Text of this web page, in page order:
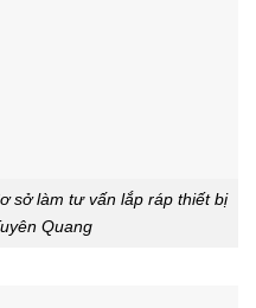
sở làm tư vấn lắp ráp thiết bị
Quang